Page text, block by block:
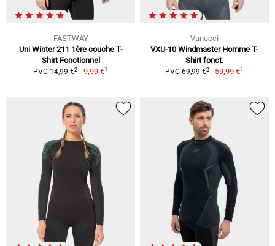
FASTWAY
Uni Winter 211 1ère couche T-
Shirt Fonctionnel
PVC 14,99 €2 9,99 €1
Vanucci
VXU-10 Windmaster Homme T-
Shirt fonct.
PVC 69,99 €2 59,99 €1